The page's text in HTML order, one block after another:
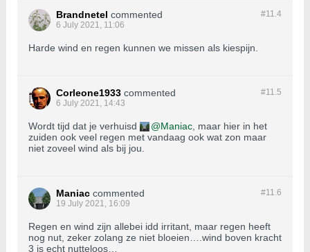
#11.4
Brandnetel commented
6 July 2021, 11:06
Harde wind en regen kunnen we missen als kiespijn.
#11.5
Corleone1933 commented
6 July 2021, 14:43
Wordt tijd dat je verhuisd Maniac , maar hier in het
zuiden ook veel regen met vandaag ook wat zon maar
niet zoveel wind als bij jou.
#11.6
Maniac commented
19 July 2021, 16:09
Regen en wind zijn allebei idd irritant, maar regen heeft
nog nut, zeker zolang ze niet bloeien….wind boven kracht
3 is echt nutteloos…